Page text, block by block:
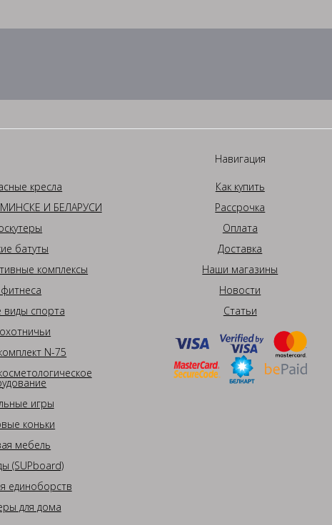
кресла
И БЕЛАРУСИ
батуты
комплексы
спорта
N-75
игры
коньки
мебель
(SUPboard)
единоборств
для дома
Навигация
Как купить
Рассрочка
Оплата
Доставка
Наши магазины
Новости
Статьи